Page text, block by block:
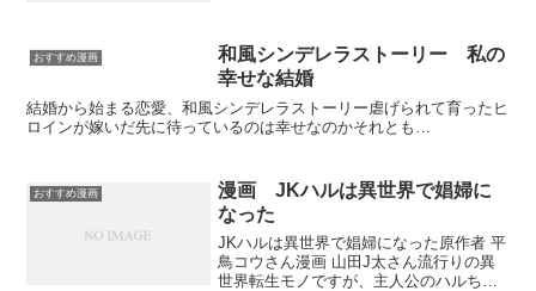
子作りが得意なふん...
おすすめ漫画
和風シンデレラストーリー 私の
幸せな結婚
結婚から始まる恋愛、和風シンデレラストーリー虐げられて育ったヒ
ロインが嫁いだ先に待っているのは幸せなのかそれとも…
おすすめ漫画
漫画 JKハルは異世界で娼婦に
なった
JKハルは異世界で娼婦になった原作者 平
鳥コウさん漫画 山田J太さん流行りの異
世界転生モノですが、主人公のハルちゃ